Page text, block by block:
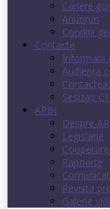
Anunţuri
Condiţii
Contacte
Informații
Audienţa
Sesizați
ARBI
Despre
Legislație
Cooperare
Rapoarte
Revista
Galerie